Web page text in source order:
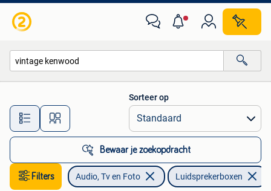
Alle afstanden…
Sorteer op
Bewaar je zoekopdracht
Filters Audio, Tv en Foto Luidsprekerboxen